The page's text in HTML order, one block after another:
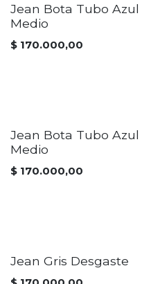
Jean Bota Tubo Azul
Medio
$ 170.000,00
Jean Bota Tubo Azul
Medio
$ 170.000,00
Jean Gris Desgaste